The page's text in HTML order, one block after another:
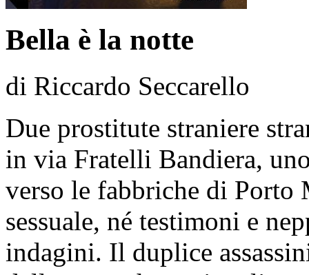
Bella è la notte
di Riccardo Seccarello
Due prostitute straniere
in via Fratelli Bandiera,
verso le fabbriche di Porto
sessuale, né testimoni e
indagini. Il duplice